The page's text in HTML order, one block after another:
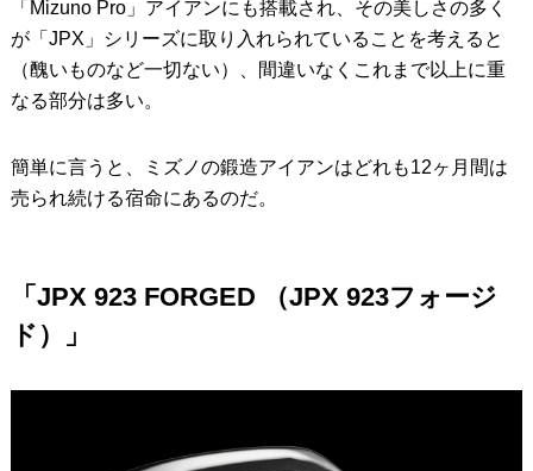
「Mizuno Pro」アイアンにも搭載され、その美しさの多く
が「JPX」シリーズに取り入れられていることを考えると
（醜いものなど一切ない）、間違いなくこれまで以上に重
なる部分は多い。
簡単に言うと、ミズノの鍛造アイアンはどれも12ヶ月間は
売られ続ける宿命にあるのだ。
「JPX 923 FORGED （JPX 923フォージ
ド）」